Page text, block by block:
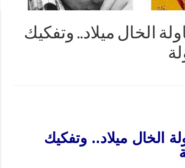
الخال ميلاد.. وتفكيك
الخال ميلاد.. وتفكيك